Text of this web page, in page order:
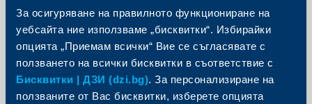
За осигуряване на правилното функциониране на
уебсайта ние използваме „бисквитки“. Избирайки
опцията „Приемам всички“ Вие се съгласявате с
ползването на всички бисквитки в съответствие с
Бисквитки | ДЗИ (dzi.bg). За персонализиране на
ползваните от Вас бисквитки, изберете опцията
уплашим клиентите си с едно “страшно” бъдеще,
психологически контекст на За-страх-оването у
нас е песимистичен и по същество се представя
предстоящи беди. А когато си песимист и
лошото нещо се сбъдне, го преживяваш два
втори път, когато се случи. Умът ни не харесва